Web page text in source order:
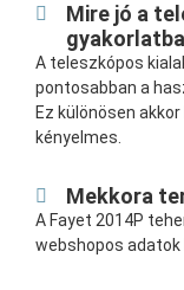
Mire jó a
A teleszkópos
pontosabban a
Ez különösen
kényelmes.
Mekkora
A Fayet 2014P
webshopos